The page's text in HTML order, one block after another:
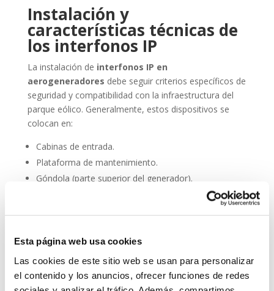
Esta página web usa cookies
Las cookies de este sitio web se usan para personalizar
el contenido y los anuncios, ofrecer funciones de redes
Instalación y
características técnicas de
los interfonos IP
La instalación de interfonos IP en
aerogeneradores debe seguir criterios específicos de
seguridad y compatibilidad con la infraestructura del
parque eólico. Generalmente, estos dispositivos se
colocan en:
Cabinas de entrada.
Plataforma de mantenimiento.
Góndola (parte superior del generador).
al agua (IP66 o superior), resistencia al polvo,
integración en sistemas SCADA.
Entre sus principales características técnicas destacan: